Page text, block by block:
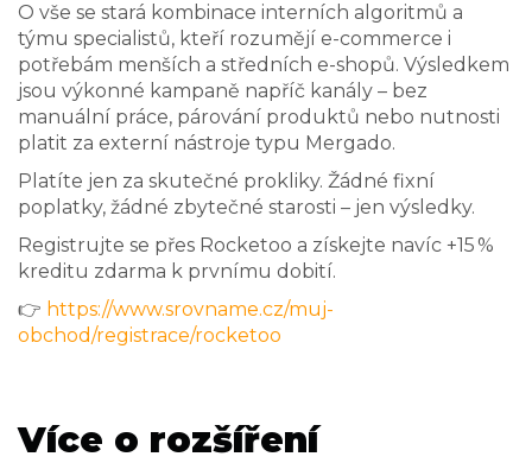
O vše se stará kombinace interních algoritmů a
týmu specialistů, kteří rozumějí e-commerce i
potřebám menších a středních e-shopů. Výsledkem
jsou výkonné kampaně napříč kanály – bez
manuální práce, párování produktů nebo nutnosti
platit za externí nástroje typu Mergado.
Platíte jen za skutečné prokliky. Žádné fixní
poplatky, žádné zbytečné starosti – jen výsledky.
Registrujte se přes Rocketoo a získejte navíc +15 %
kreditu zdarma k prvnímu dobití.
👉 https://www.srovname.cz/muj-
obchod/registrace/rocketoo
Více o rozšíření